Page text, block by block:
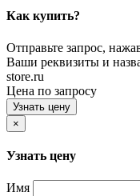
Как купить?
Отправьте запрос,
Ваши реквизиты и
store.ru
Цена по запросу
Узнать цену
×
Узнать цену
Имя